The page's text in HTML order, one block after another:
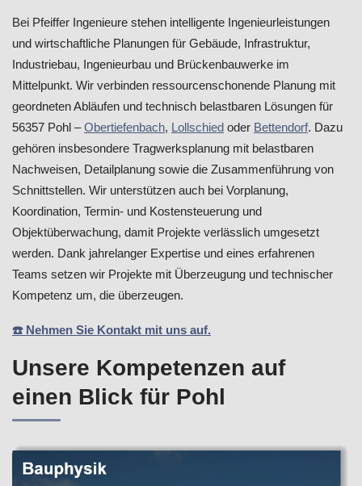
Bei Pfeiffer Ingenieure stehen intelligente Ingenieurleistungen
und wirtschaftliche Planungen für Gebäude, Infrastruktur,
Industriebau, Ingenieurbau und Brückenbauwerke im
Mittelpunkt. Wir verbinden ressourcenschonende Planung mit
geordneten Abläufen und technisch belastbaren Lösungen für
56357 Pohl –Obertiefenbach, Lollschied oder Bettendorf. Dazu
gehören insbesondere Tragwerksplanung mit belastbaren
Nachweisen, Detailplanung sowie die Zusammenführung von
Schnittstellen. Wir unterstützen auch bei Vorplanung,
Koordination, Termin- und Kostensteuerung und
Objektüberwachung, damit Projekte verlässlich umgesetzt
werden. Dank jahrelanger Expertise und eines erfahrenen
Teams setzen wir Projekte mit Überzeugung und technischer
Kompetenz um, die überzeugen.
☎️ Nehmen Sie Kontakt mit uns auf.
Unsere Kompetenzen auf
einen Blick für Pohl